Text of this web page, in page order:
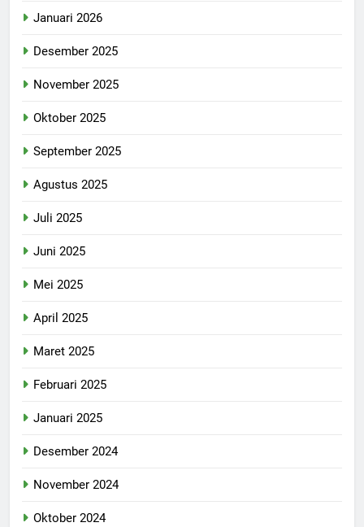
Januari 2026
Desember 2025
November 2025
Oktober 2025
September 2025
Agustus 2025
Juli 2025
Juni 2025
Mei 2025
April 2025
Maret 2025
Februari 2025
Januari 2025
Desember 2024
November 2024
Oktober 2024